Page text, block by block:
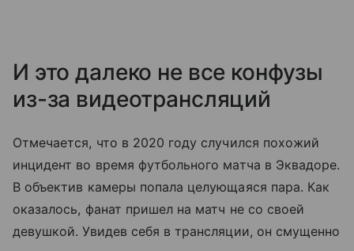
И это далеко не все конфузы
из-за видеотрансляций
Отмечается, что в 2020 году случился похожий
инцидент во время футбольного матча в Эквадоре.
В объектив камеры попала целующаяся пара. Как
оказалось, фанат пришел на матч не со своей
девушкой. Увидев себя в трансляции, он смущенно